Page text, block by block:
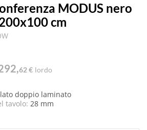
MODUS nero
cm
62 € lordo
doppio laminato
tavolo: 28 mm